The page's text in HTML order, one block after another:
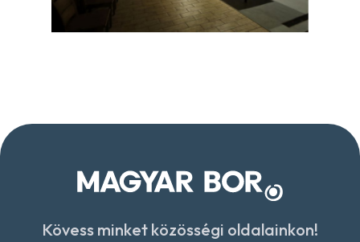
Kövess minket közösségi oldalainkon!